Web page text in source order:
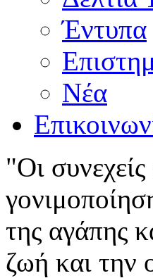
Έντυπα
Νέα
"Οι
της αγάπης
ζωή και την